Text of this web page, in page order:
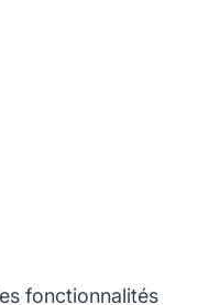
fonctionnalités